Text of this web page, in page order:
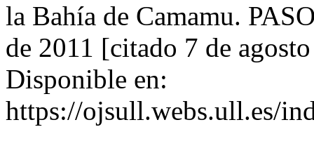
la Bahía de Camamu.
de 2011 [citado 7 de
Disponible en:
https://ojsull.webs.ull.es/